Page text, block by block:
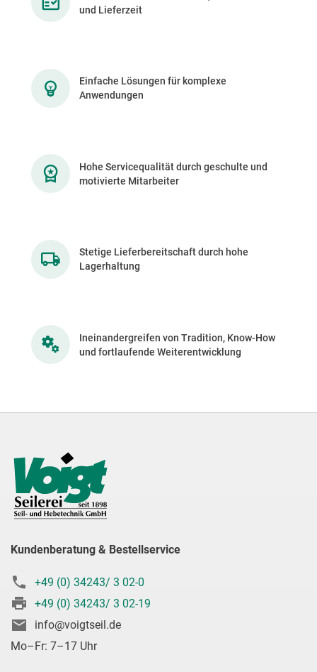
und Lieferzeit
Einfache Lösungen für komplexe
Anwendungen
Hohe Servicequalität durch geschulte und
motivierte Mitarbeiter
Stetige Lieferbereitschaft durch hohe
Lagerhaltung
Ineinandergreifen von Tradition, Know-How
und fortlaufende Weiterentwicklung
Kundenberatung & Bestellservice
+49 (0) 34243/ 3 02-0
+49 (0) 34243/ 3 02-19
info@voigtseil.de
Mo–Fr: 7–17 Uhr